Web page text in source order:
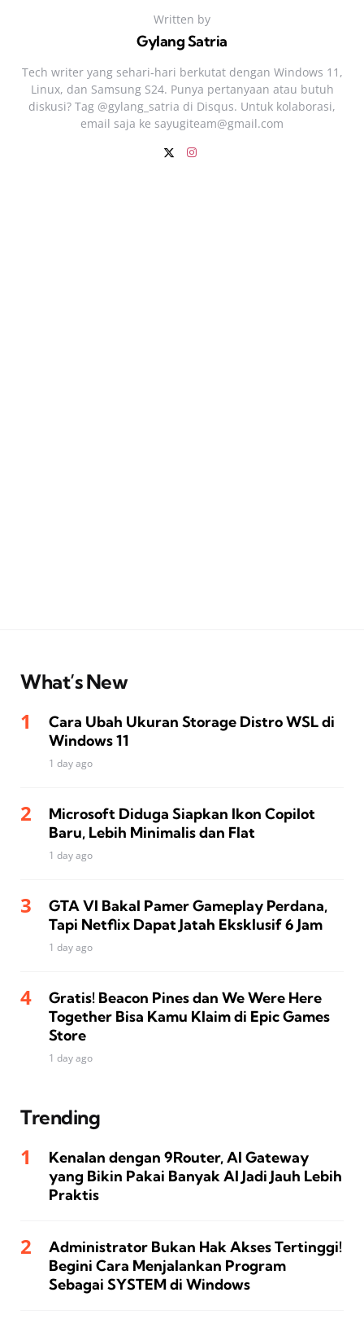
Written by
Gylang Satria
Tech writer yang sehari‑hari berkutat dengan Windows 11,
Linux, dan Samsung S24. Punya pertanyaan atau butuh
diskusi? Tag @gylang_satria di Disqus. Untuk kolaborasi,
email saja ke sayugiteam@gmail.com
What’s New
Cara Ubah Ukuran Storage Distro WSL di
Windows 11
1 day ago
Microsoft Diduga Siapkan Ikon Copilot
Baru, Lebih Minimalis dan Flat
1 day ago
GTA VI Bakal Pamer Gameplay Perdana,
Tapi Netflix Dapat Jatah Eksklusif 6 Jam
1 day ago
Gratis! Beacon Pines dan We Were Here
Together Bisa Kamu Klaim di Epic Games
Store
1 day ago
Trending
Kenalan dengan 9Router, AI Gateway
yang Bikin Pakai Banyak AI Jadi Jauh Lebih
Praktis
Administrator Bukan Hak Akses Tertinggi!
Begini Cara Menjalankan Program
Sebagai SYSTEM di Windows